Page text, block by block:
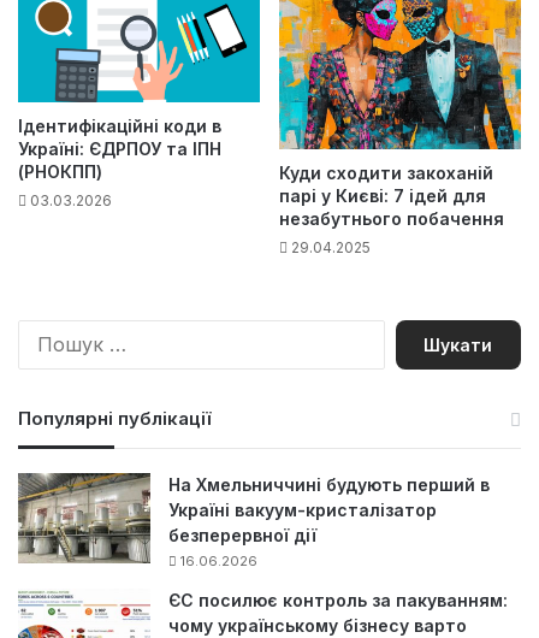
Ідентифікаційні коди в
Україні: ЄДРПОУ та ІПН
(РНОКПП)
03.03.2026
Куди сходити закоханій
парі у Києві: 7 ідей для
незабутнього побачення
29.04.2025
П
Популярні публікації
На Хмельниччині будують перший в
Україні вакуум-кристалізатор
безперервної дії
16.06.2026
ЄС посилює контроль за пакуванням:
чому українському бізнесу варто